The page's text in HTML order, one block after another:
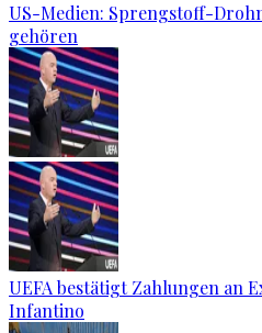
US-Medien: Sprengstoff-
gehören
UEFA bestätigt Zahlungen an
Infantino